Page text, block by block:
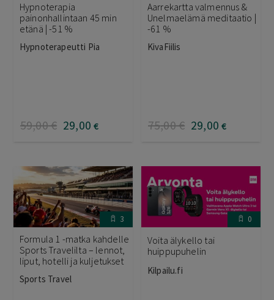
Hypnoterapia
painonhallintaan 45 min
etänä | -51 %
Hypnoterapeutti Pia
59,00€ 29,00 €
Aarrekartta valmennus &
Unelmaelämä meditaatio |
-61 %
KivaFiilis
75,00€ 29,00 €
3
Formula 1 -matka kahdelle
Sports Travelilta – lennot,
liput, hotelli ja kuljetukset
Sports Travel
0
Voita älykello tai
huippupuhelin
Kilpailu.fi